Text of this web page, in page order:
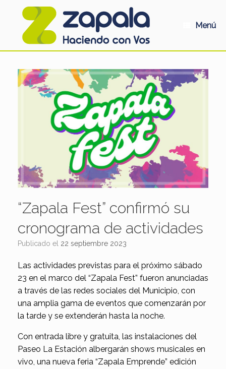
Menú
“Zapala Fest” confirmó su
cronograma de actividades
Publicado el 22 septiembre 2023
Las actividades previstas para el próximo sábado
23 en el marco del “Zapala Fest” fueron anunciadas
a través de las redes sociales del Municipio, con
una amplia gama de eventos que comenzarán por
la tarde y se extenderán hasta la noche.
Con entrada libre y gratuita, las instalaciones del
Paseo La Estación albergarán shows musicales en
vivo, una nueva feria “Zapala Emprende” edición